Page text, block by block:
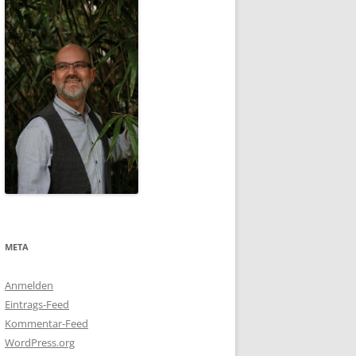
META
Anmelden
Eintrags-Feed
Kommentar-Feed
WordPress.org